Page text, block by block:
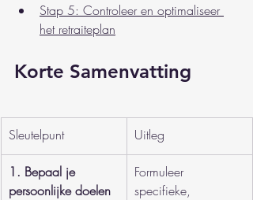
Stap 5: Controleer en optimaliseer
het retraiteplan
Korte Samenvatting
Sleutelpunt Uitleg
1. Bepaal je
persoonlijke doelen
Formuleer
specifieke,